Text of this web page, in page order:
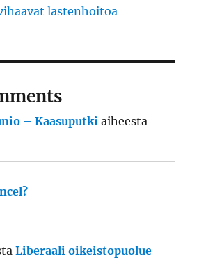
lastenhoitoa
– Kaasuputki aiheesta
Liberaali oikeistopuolue